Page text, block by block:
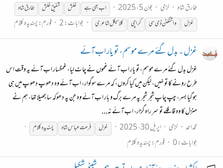
طارق شاہ
لڑی جون 5، 2025 اب بھی ہے خلش شفیق خلش
طارق شاہ
غزل
واشنگٹن ڈی سی کراچی کلاسیکل شاعری جوابات: 2 فورم:پسندیدہ کلام
غزل ۔ بدل گئے مرے موسم، تو یار اب آئے
غزل بدل گئے مرے موسم، تو یار اب آئے غموں نے چاٹ لیا، غمگسار اب آئے یہ وقت اس
طرح رونے کا تو نہیں، لیکن میں کیا کروں، کہ مرے سوگوار، اب آئے وہ دھوپ دھوپ میں ہی
ہو گیا بسر، چپ چاپ شجر شجر پہ مرے برگ و بار اب آئے وہ جن پہ دھوکہ سا جھیلا تھا، ہم نے
منزل کا وہ قافلے تو سرِ راہ گزار، اب آئے نہ...
محمداحمد لڑی اپریل 30، 2025 غزل فرحت عباس شاہ پسندیدہ کلام
جوابات: 0 فورم:پسندیدہ کلام